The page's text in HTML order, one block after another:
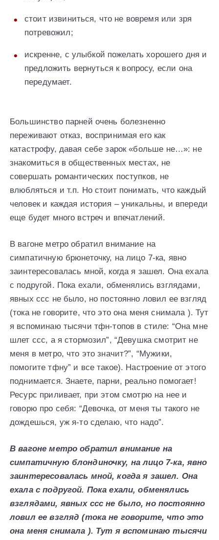
стоит извиниться, что не вовремя или зря
потревожил;
искренне, с улыбкой пожелать хорошего дня и
предложить вернуться к вопросу, если она
передумает.
Большинство парней очень болезненно
переживают отказ, воспринимая его как
катастрофу, давая себе зарок «больше не…»: не
знакомиться в общественных местах, не
совершать романтических поступков, не
влюбляться и т.п. Но стоит понимать, что каждый
человек и каждая история – уникальны, и впереди
еще будет много встреч и впечатлений.
В вагоне метро обратил внимание на
симпатичную брюнеточку, на лицо 7-ка, явно
заинтересовалась мной, когда я зашел. Она ехала
с подругой. Пока ехали, обменялись взглядами,
явных ссс не было, но постоянно ловил ее взгляд
(тока не говорите, что это она меня снимала ). Тут
я вспоминаю тысячи тфн-топов в стиле: “Она мне
шлет ссс, а я стормозил”, “Девушка смотрит не
меня в метро, что это значит?”, “Мужики,
помогите тфну” и все такое). Настроение от этого
поднимается. Знаете, парни, реально помогает!
Ресурс приливает, при этом смотрю на нее и
говорю про себя: “Девочка, от меня ты такого не
дождешься, уж я-то сделаю, что надо”.
В вагоне метро обратил внимание на
симпатичную блондиночку, на лицо 7-ка, явно
заинтересовалась мной, когда я зашел. Она
ехала с подругой. Пока ехали, обменялись
взглядами, явных ссс не было, но постоянно
ловил ее взгляд (тока не говорите, что это
она меня снимала ). Тут я вспоминаю тысячи